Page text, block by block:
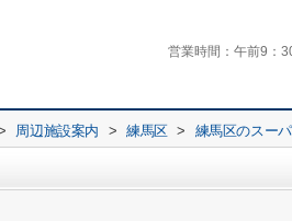
営業時間： 午前9：
周辺施設案内 > 練馬区 > 練馬区のスー